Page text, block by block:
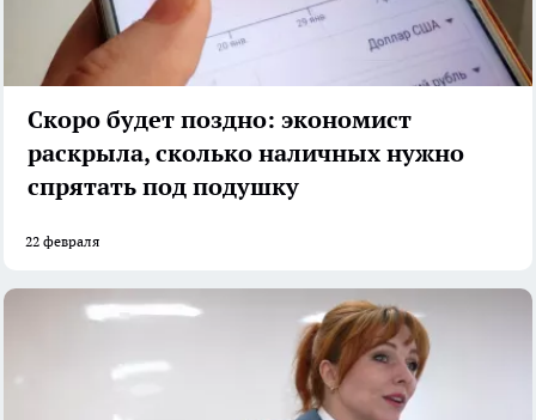
Скоро будет поздно: экономист
раскрыла, сколько наличных нужно
спрятать под подушку
22 февраля